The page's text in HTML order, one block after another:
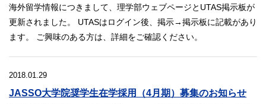
海外留学情報につきまして、理学部ウェブページとUTAS掲示板が
更新されました。 UTASはログイン後、掲示→掲示板に記載があり
ます。 ご興味のある方は、詳細をご確認ください。
2018.01.29
JASSO大学院奨学生在学採用（4月期）募集のお知らせ